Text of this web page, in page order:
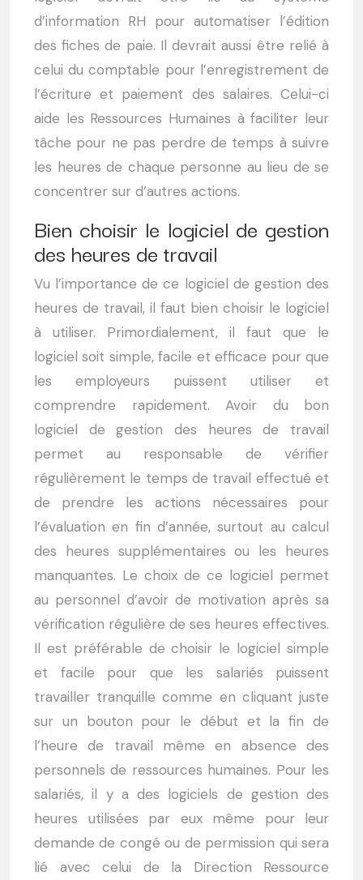
d’information RH pour automatiser l’édition
des fiches de paie. Il devrait aussi être relié à
celui du comptable pour l’enregistrement de
l’écriture et paiement des salaires. Celui-ci
aide les Ressources Humaines à faciliter leur
tâche pour ne pas perdre de temps à suivre
les heures de chaque personne au lieu de se
concentrer sur d’autres actions.
Bien choisir le logiciel de gestion
des heures de travail
Vu l’importance de ce logiciel de gestion des
heures de travail, il faut bien choisir le logiciel
à utiliser. Primordialement, il faut que le
logiciel soit simple, facile et efficace pour que
les employeurs puissent utiliser et
comprendre rapidement. Avoir du bon
logiciel de gestion des heures de travail
permet au responsable de vérifier
régulièrement le temps de travail effectué et
de prendre les actions nécessaires pour
l’évaluation en fin d’année, surtout au calcul
des heures supplémentaires ou les heures
manquantes. Le choix de ce logiciel permet
au personnel d’avoir de motivation après sa
vérification régulière de ses heures effectives.
Il est préférable de choisir le logiciel simple
et facile pour que les salariés puissent
travailler tranquille comme en cliquant juste
sur un bouton pour le début et la fin de
l’heure de travail même en absence des
personnels de ressources humaines. Pour les
salariés, il y a des logiciels de gestion des
heures utilisées par eux même pour leur
demande de congé ou de permission qui sera
lié avec celui de la Direction Ressource